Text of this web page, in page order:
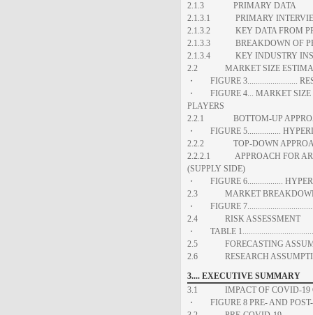
2.1.3 PRIMARY DATA
2.1.3.1 PRIMARY
2.1.3.2 KEY DATA FROM
2.1.3.3 BREAKDOWN OF
2.1.3.4 KEY INDUSTRY
2.2 MARKET SIZE
・ FIGURE 3........................
・ FIGURE 4... MARKET SIZE
PLAYERS
2.2.1 BOTTOM-UP
・ FIGURE 5................
2.2.2 TOP-DOWN
2.2.2.1 APPROACH FOR
(SUPPLY SIDE)
・ FIGURE 6.................
2.3 MARKET BREAKDOWN
・ FIGURE
2.4 RISK ASSESSMENT
・ TABLE
2.5 FORECASTING
2.6 RESEARCH
3.... EXECUTIVE SUMMARY
3.1 IMPACT OF COVID-19
・ FIGURE 8 PRE- AND